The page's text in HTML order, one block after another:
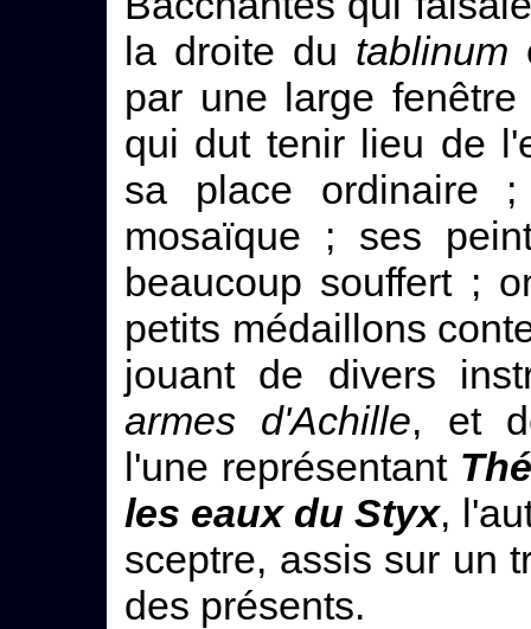
la droite du tablinum
par une large
qui dut tenir lieu de
sa place ordinaire
mosaïque ; ses
beaucoup souffert ;
petits médaillons
jouant de divers
armes d'Achille, et
l'une représentant
les eaux du Styx,
sceptre, assis sur un
des présents.